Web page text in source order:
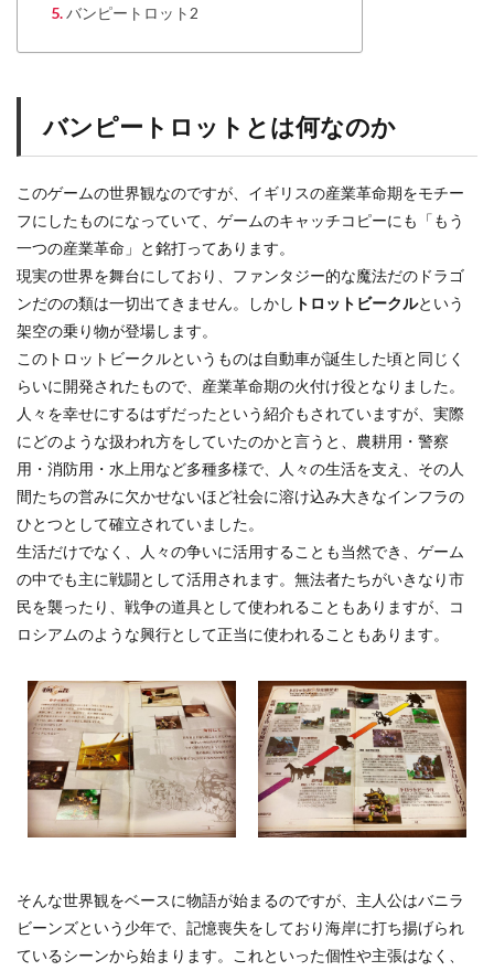
バンピートロット2
バンピートロットとは何なのか
このゲームの世界観なのですが、イギリスの産業革命期をモチー
フにしたものになっていて、ゲームのキャッチコピーにも「もう
一つの産業革命」と銘打ってあります。
現実の世界を舞台にしており、ファンタジー的な魔法だのドラゴ
ンだのの類は一切出てきません。しかし トロットビークルという
架空の乗り物が登場します。
このトロットビークルというものは自動車が誕生した頃と同じく
らいに開発されたもので、産業革命期の火付け役となりました。
人々を幸せにするはずだったという紹介もされていますが、実際
にどのような扱われ方をしていたのかと言うと、農耕用・警察
用・消防用・水上用など多種多様で、人々の生活を支え、その人
間たちの営みに欠かせないほど社会に溶け込み大きなインフラの
ひとつとして確立されていました。
生活だけでなく、人々の争いに活用することも当然でき、ゲーム
の中でも主に戦闘として活用されます。無法者たちがいきなり市
民を襲ったり、戦争の道具として使われることもありますが、コ
ロシアムのような興行として正当に使われることもあります。
そんな世界観をベースに物語が始まるのですが、主人公はバニラ
ビーンズという少年で、記憶喪失をしており海岸に打ち揚げられ
ているシーンから始まります。これといった個性や主張はなく、